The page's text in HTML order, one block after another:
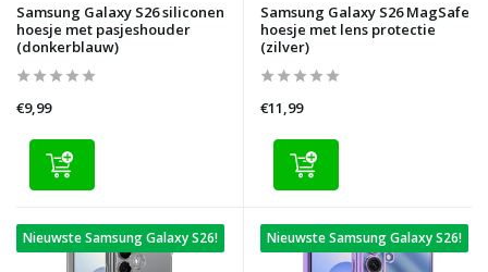
Samsung Galaxy S26 siliconen
hoesje met pasjeshouder
(donkerblauw)
€9,99
Samsung Galaxy S26 MagSafe
hoesje met lens protectie
(zilver)
€11,99
Nieuwste Samsung Galaxy S26! Nieuwste Samsung Galaxy S26!